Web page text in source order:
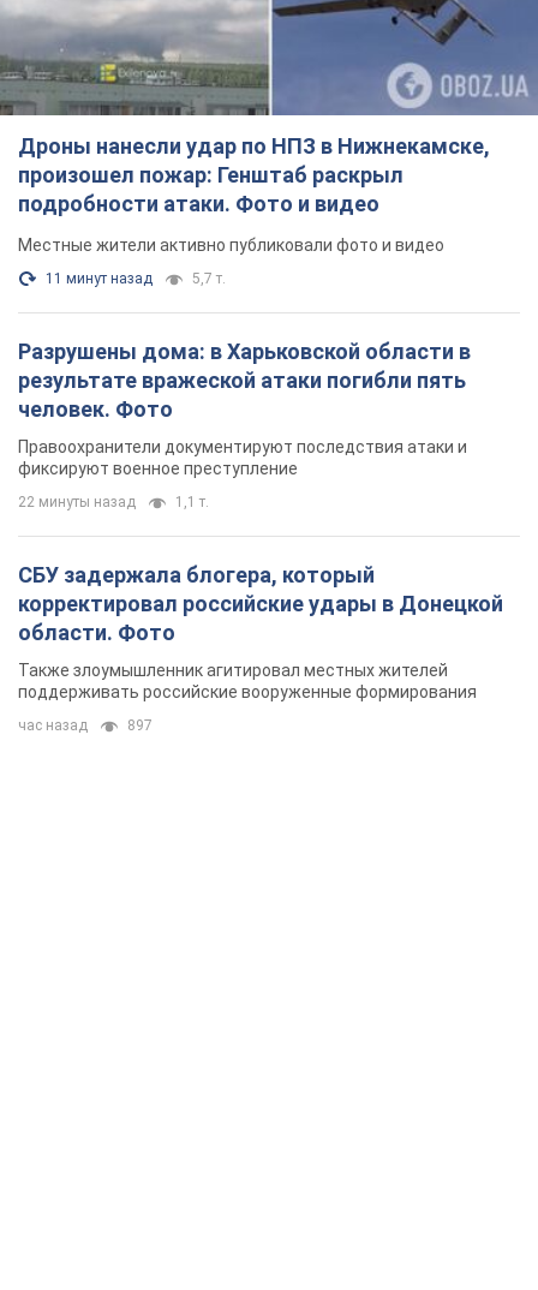
Дроны нанесли удар по НПЗ в Нижнекамске,
произошел пожар: Генштаб раскрыл
подробности атаки. Фото и видео
Местные жители активно публиковали фото и видео
11 минут назад 5,7 т.
Разрушены дома: в Харьковской области в
результате вражеской атаки погибли пять
человек. Фото
Правоохранители документируют последствия атаки и
фиксируют военное преступление
22 минуты назад 1,1 т.
СБУ задержала блогера, который
корректировал российские удары в Донецкой
области. Фото
Также злоумышленник агитировал местных жителей
поддерживать российские вооруженные формирования
час назад 897